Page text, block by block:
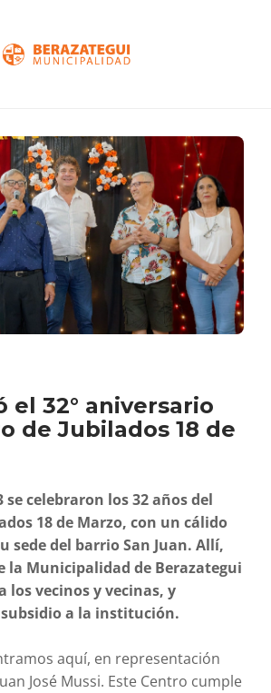
el 32° aniversario
de Jubilados 18 de
se celebraron los 32 años del
18 de Marzo, con un cálido
sede del barrio San Juan. Allí,
la Municipalidad de Berazategui
los vecinos y vecinas, y
a la institución.
aquí, en representación
José Mussi. Este Centro cumple